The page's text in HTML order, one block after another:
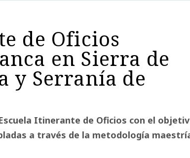
de Oficios
en Sierra de
y Serranía de
Itinerante de Oficios con el
a través de la metodología